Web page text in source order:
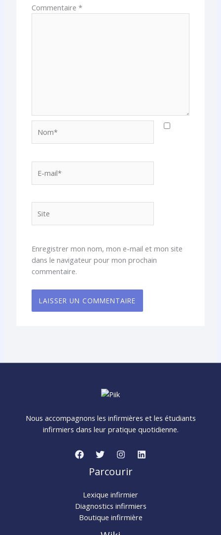
Commentaire*
mail*
Enregistrer mon nom, mon e-mail et mon site
dans le navigateur pour mon prochain
commentaire.
Nous accompagnons les infirmières et les étudiants
infirmiers dans leur pratique quotidienne.
Parcourir
Lexique infirmier
Diagnostics infirmiers
Boutique infirmière